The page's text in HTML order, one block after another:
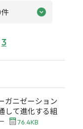
3
ガニゼーション
して進化する組
76.4KB